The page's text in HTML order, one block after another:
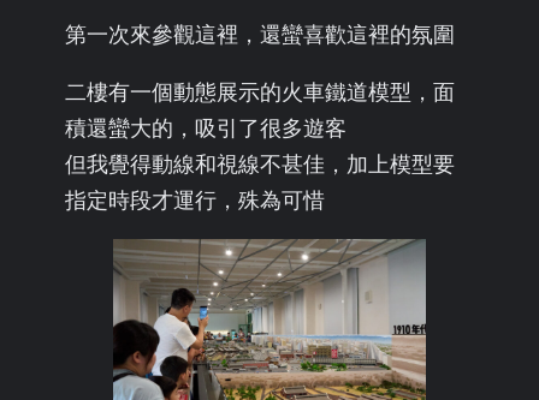
第一次來參觀這裡，還蠻喜歡這裡的氛圍
二樓有一個動態展示的火車鐵道模型，面
積還蠻大的，吸引了很多遊客
但我覺得動線和視線不甚佳，加上模型要
指定時段才運行，殊為可惜